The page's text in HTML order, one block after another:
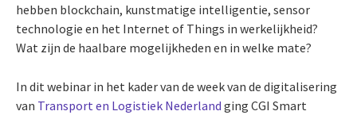
hebben blockchain, kunstmatige intelligentie, sensor
technologie en het Internet of Things in werkelijkheid?
Wat zijn de haalbare mogelijkheden en in welke mate?
In dit webinar in het kader van de week van de digitalisering
van Transport en Logistiek Nederland ging CGI Smart